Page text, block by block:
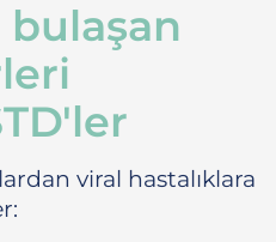
bulaşan
viral hastalıklara